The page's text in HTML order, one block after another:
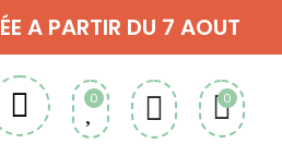
A PARTIR DU 7 AOUT
0 0